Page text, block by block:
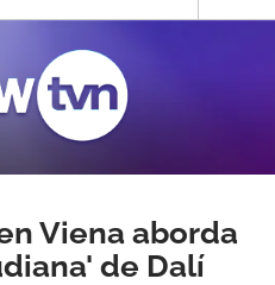
Viena aborda
de Dalí